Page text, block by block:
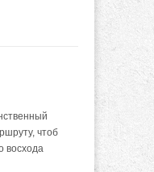
чтоб
восхода